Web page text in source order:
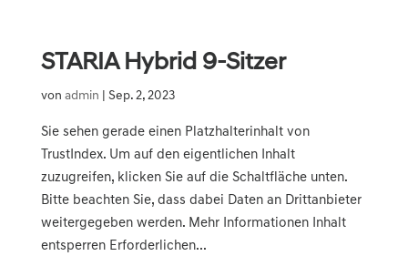
STARIA Hybrid 9-Sitzer
von admin Sep. 2, 2023
Sie sehen gerade einen Platzhalterinhalt von
TrustIndex. Um auf den eigentlichen Inhalt
zuzugreifen, klicken Sie auf die Schaltfläche unten.
Bitte beachten Sie, dass dabei Daten an Drittanbieter
weitergegeben werden. Mehr Informationen Inhalt
entsperren Erforderlichen...